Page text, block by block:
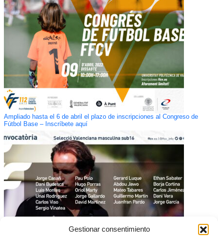
Gestionar consentimiento
Ampliado hasta el 6 de abril el plazo de inscripciones al Congreso de
Fútbol Base – Inscríbete aquí